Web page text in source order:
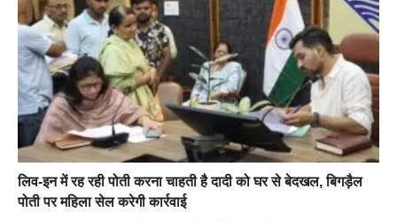
लिव-इन में रह रही पोती करना चाहती है दादी को घर से बेदखल, बिगड़ैल
पोती पर महिला सेल करेगी कार्रवाई